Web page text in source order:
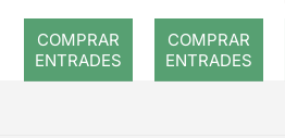
COMPRAR
ENTRADES
COMPRAR
ENTRADES